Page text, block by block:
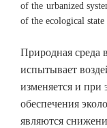
of the urbanized
of the ecological
Природная среда
испытывает
изменяется и
обеспечения
являются